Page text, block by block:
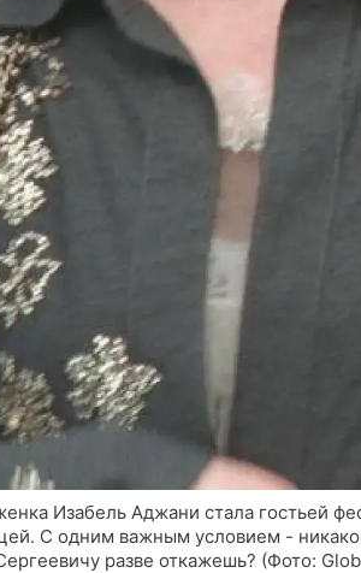
Изабель Аджани стала гостьей
С одним важным условием -
разве откажешь? (Фото: